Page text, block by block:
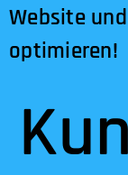
Website
optimieren!